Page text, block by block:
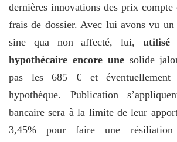
dernières innovations des prix compte
frais de dossier. Avec lui avons vu
sine qua non affecté, lui, utilisé
hypothécaire encore unesolide
pas les 685 € et
hypothèque. Publication
bancaire sera à la limite de leur
3,45% pour faire une